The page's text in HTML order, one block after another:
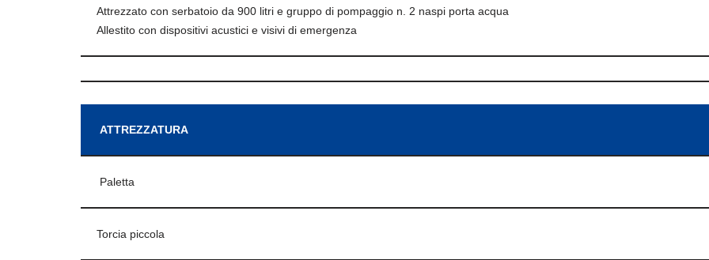
Attrezzato con serbatoio da 900 litri e gruppo di pompaggio n. 2 naspi porta acqua
Allestito con dispositivi acustici e visivi di emergenza
ATTREZZATURA
Paletta
Torcia piccola